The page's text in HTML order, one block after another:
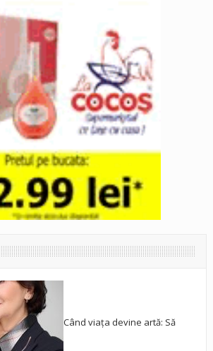
Când viața devine artă: Să